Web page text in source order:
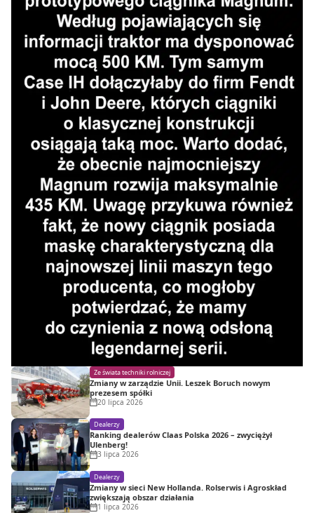
Ze świata techniki rolniczej
Zmiany w zarządzie Unii. Leszek Boruch nowym
prezesem spółki
20 lipca 2026
Dealerzy
Ranking dealerów Claas Polska 2026 – zwyciężył
Ulenberg!
3 lipca 2026
Dealerzy
Zmiany w sieci New Hollanda. Rolserwis i Agroskład
zwiększają obszar działania
1 lipca 2026